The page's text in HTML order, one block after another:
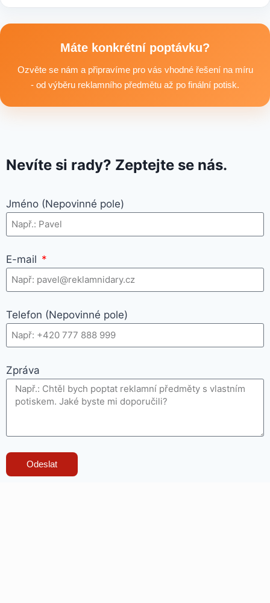
textilní produkty vhodné pro branding, promo akce i firemní
Máte konkrétní poptávku?
Ozvěte se nám a připravíme pro vás vhodné řešení na míru
- od výběru reklamního předmětu až po finální potisk.
Nevíte si rady? Zeptejte se nás.
Jméno (Nepovinné pole)
E-mail
Telefon (Nepovinné pole)
Zpráva
Odeslat